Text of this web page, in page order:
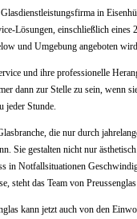
in
Lösungen, einschließlich eines
und Umgebung angeboten
und ihre professionelle
dann zur Stelle zu sein, wenn
jeder Stunde.
die nur durch
Sie gestalten nicht nur
in Notfallsituationen
steht das Team von
kann jetzt auch von den